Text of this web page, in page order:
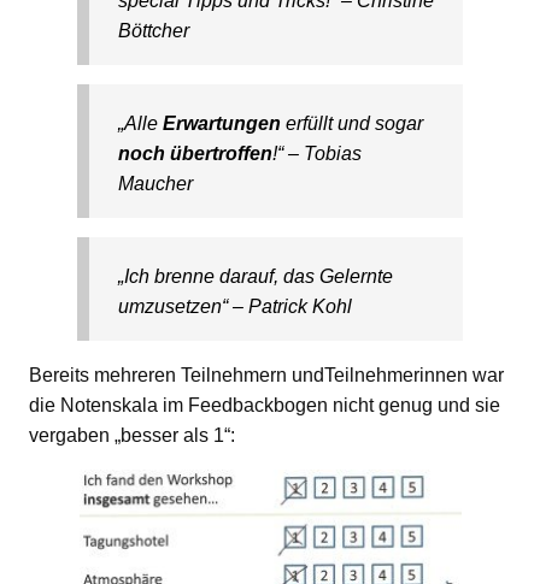
Böttcher
„Alle Erwartungen erfüllt und sogar
noch übertroffen!“ – Tobias
Maucher
„Ich brenne darauf, das Gelernte
umzusetzen“ – Patrick Kohl
Bereits mehreren Teilnehmern undTeilnehmerinnen war
die Notenskala im Feedbackbogen nicht genug und sie
vergaben „besser als 1“: